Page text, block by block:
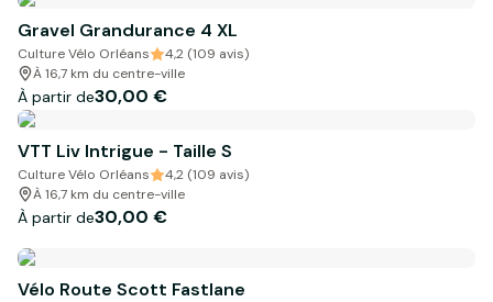
Gravel Grandurance 4 XL
Culture Vélo Orléans
4,2 (109 avis)
À 16,7 km du centre-ville
À partir de30,00 €
VTT Liv Intrigue - Taille S
Culture Vélo Orléans
4,2 (109 avis)
À 16,7 km du centre-ville
À partir de30,00 €
Vélo Route Scott Fastlane